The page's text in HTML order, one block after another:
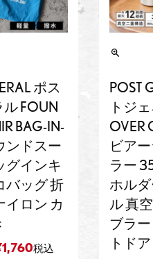
ポス
ル FOUN
BAG-IN-
ンドスー
グインキ
バッグ 折
イロン カ
1,760税込
POST
トジ
OVER
ビア
ラー
ホル
ル 真
ブラ
トドア